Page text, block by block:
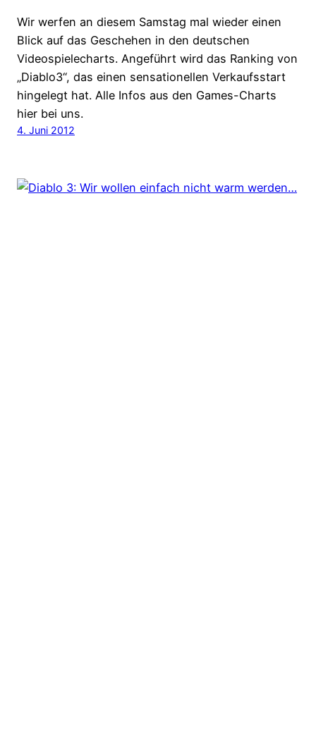
Wir werfen an diesem Samstag mal wieder einen
Blick auf das Geschehen in den deutschen
Videospielecharts. Angeführt wird das Ranking von
„Diablo3“, das einen sensationellen Verkaufsstart
hingelegt hat. Alle Infos aus den Games-Charts
hier bei uns.
4. Juni 2012